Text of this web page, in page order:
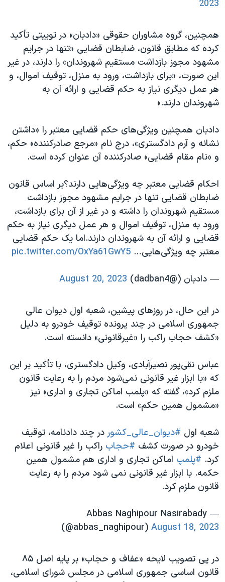
2023
همچنین، گروه مشاوران حقوقی «دادبان» در توییتی تأکید
کرده که مطابق قانون، ضابطان قضایی «تنها در جرایم
مشهود مجوز بازداشت مستقیم شهروندان» را دارند، در غیر
این صورت، «برای بازداشت، ورود به منزل، توقیف اموال، و
هر عمل دیگری نیاز به حکم قضایی و ارائه آن به
شهروندان دارند.»
دادبان همچنین ویژگی‌های حکم قضایی معتبر را «داشتن
نشانه و آرم دادگستری»، درج نام «مرجع صادرکننده» حکم،
و «نام مقام قضایی» صادرکننده آن عنوان کرده است.
احکام قضایی معتبر چه ویژگی‌هایی دارند؟بر اساس قانون
ضابطان قضایی تنها در جرایم مشهود مجوز بازداشت
مستقیم شهروندان را داشته و در غیر از آن برای بازداشت،
ورود به منزل، توقیف اموال و هر عمل دیگری نیاز به حکم
قضایی و ارائه آن به شهروندان دارند.اما یک حکم قضایی
معتبر چه ویژگی‌هایی… pic.twitter.com/OxYa61GwY5
— دادبان (@dadban4)
August 20, 2023
در این حال، در روزهای پیشین، شعبه اول دیوان عالی
جمهوری اسلامی در چند پرونده توقیف خودرو به دلیل
«کشف حجاب راکب را «غیرقانونی» دانسته است.
عباس نقی‌پور نصیرآبادی، وکیل دادگستری، با تأکید بر این
که «با ابزار غیر قانونی نمی‌شود مردم را به رعایت قانون
ملزم کرد»، گفته که «پلمب اماکن تجاری و اداری» نیز
«مشمول همین حکم» است.
شعبه اول #دیوان_عالی_کشور در چند دادنامه، توقیف
خودرو در صورت کشف #حجاب راکب را غیر قانونی اعلام
کرد. #پلمپ اماکن تجاری و اداری هم مشمول همین
حکمه. با ابزار غیر قانونی نمی شود مردم را به رعایت
قانون ملزم کرد.
— Abbas Naghipour Nasirabady
(@abbas_naghipour) August 18, 2023
در پی تصویب لایحه «عفاف و حجاب» بر پایه اصل ۸۵
قانون اساسی جمهوری اسلامی در مجلس شورای اسلامی،